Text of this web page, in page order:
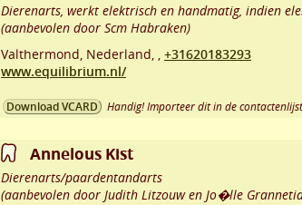
Dierenarts, werkt elektrisch en handmatig, indien
(aanbevolen door Scm Habraken)
Valthermond Nederland,
+31620183293
www.equilibrium.nl/
Download VCARD Handig! Importeer dit in de
Annelous Kist
Dierenarts/paardentandarts
(aanbevolen door Judith Litzouw en Jo�lle